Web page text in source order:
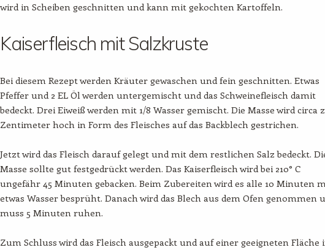
wird in Scheiben geschnitten und kann mit gekochten Kartoffeln.
Kaiserfleisch mit Salzkruste
Bei diesem Rezept werden Kräuter gewaschen und fein geschnitten. Etwas
Pfeffer und 2 EL Öl werden untergemischt und das Schweinefleisch damit
bedeckt. Drei Eiweiß werden mit 1/8 Wasser gemischt. Die Masse wird circa
Zentimeter hoch in Form des Fleisches auf das Backblech gestrichen.
Jetzt wird das Fleisch darauf gelegt und mit dem restlichen Salz bedeckt.
Masse sollte gut festgedrückt werden. Das Kaiserfleisch wird bei 210° C
ungefähr 45 Minuten gebacken. Beim Zubereiten wird es alle 10 Minuten
etwas Wasser besprüht. Danach wird das Blech aus dem Ofen genommen
muss 5 Minuten ruhen.
Zum Schluss wird das Fleisch ausgepackt und auf einer geeigneten Fläche